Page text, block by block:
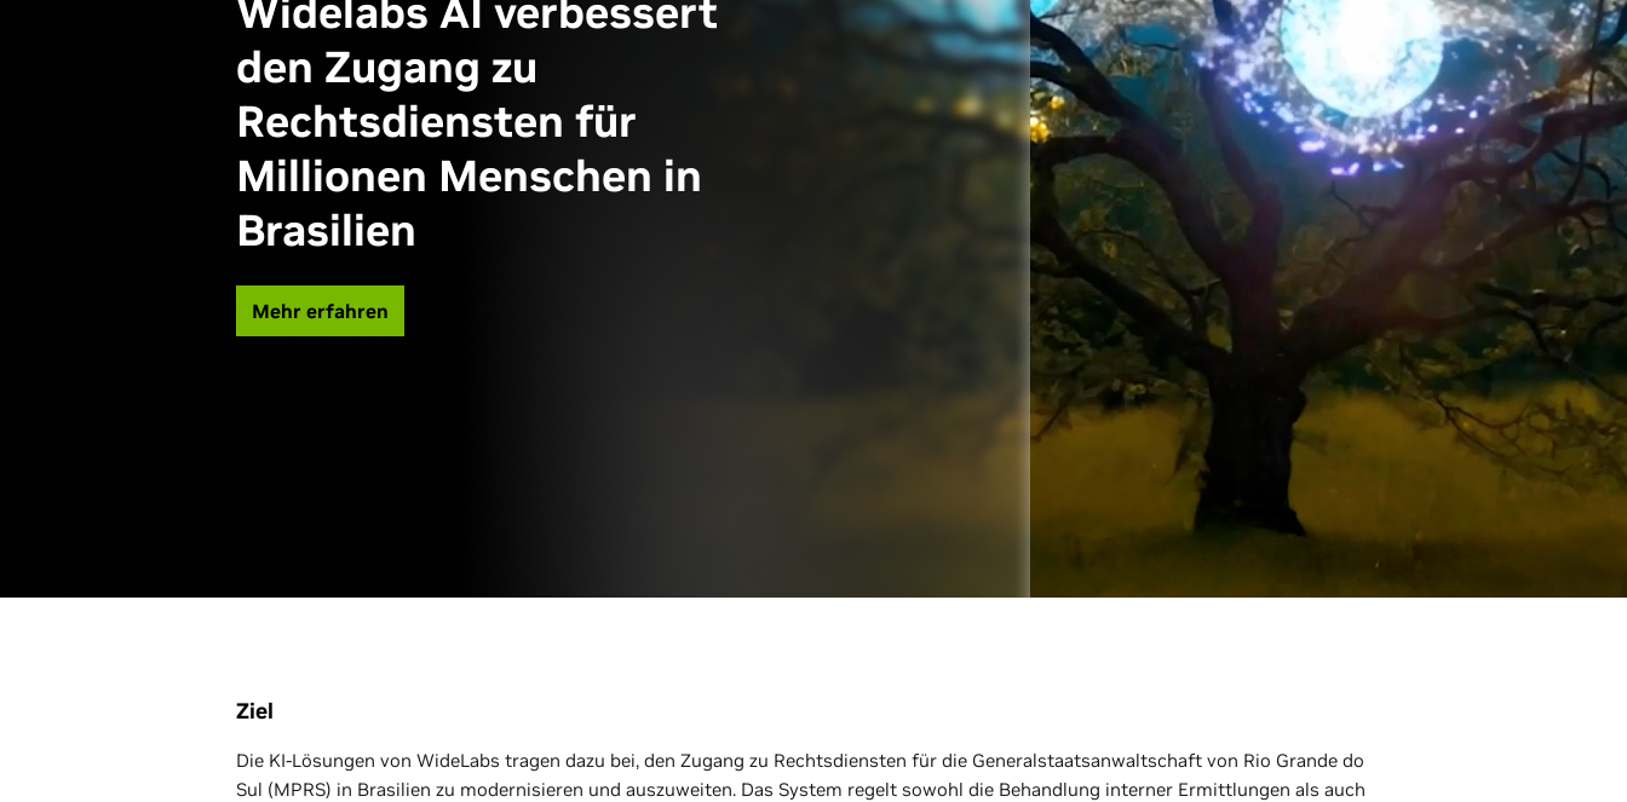
Widelabs AI verbessert
den Zugang zu
Rechtsdiensten für
Millionen Menschen in
Brasilien
Mehr erfahren
Ziel
Die KI-Lösungen von WideLabs tragen dazu bei, den Zugang zu Rechtsdiensten für die Generalstaatsanwaltschaft von Rio Grande do
Sul (MPRS) in Brasilien zu modernisieren und auszuweiten. Das System regelt sowohl die Behandlung interner Ermittlungen als auch